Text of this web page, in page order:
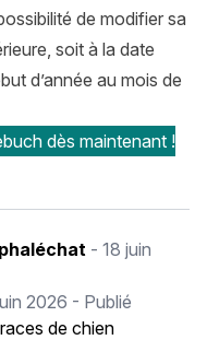
de modifier sa
soit à la date
d’année au mois de
dès maintenant !
-18 juin
2026 - Publié
de chien